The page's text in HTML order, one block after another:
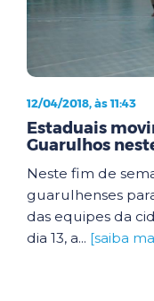
12/04/2018, às 11:43
Estaduais
Guarulhos
Neste fim de
guarulhenses
das equipes da
dia 13, a... [saiba